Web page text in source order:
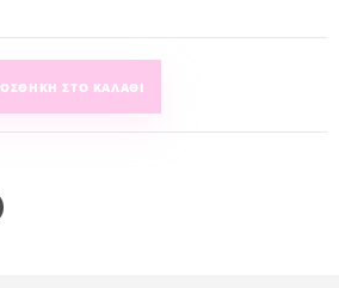
ΣΤΟ ΚΑΛΆΘΙ